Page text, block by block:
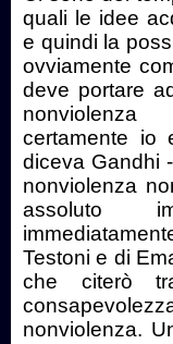
quali le idee
e quindi la
ovviamente
deve portare
certamente
diceva Gandhi
nonviolenza
assoluto
Testoni e di
che citerò
nonviolenza.